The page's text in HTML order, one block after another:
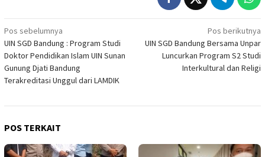
Navigasi
pos
Pos sebelumnya
UIN SGD Bandung : Program Studi
Doktor Pendidikan Islam UIN Sunan
Gunung Djati Bandung
Terakreditasi Unggul dari LAMDIK
Pos berikutnya
UIN SGD Bandung Bersama Unpar
Luncurkan Program S2 Studi
Interkultural dan Religi
POS TERKAIT